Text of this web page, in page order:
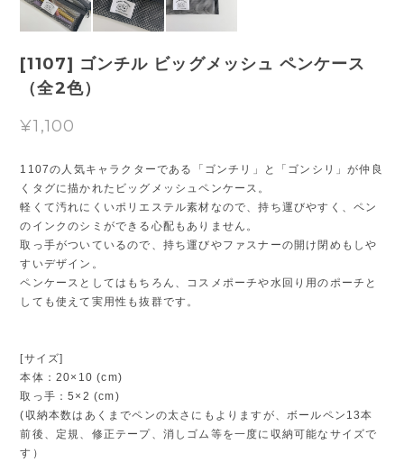
[1107] ゴンチル ビッグメッシュ ペンケース
（全2色）
¥1,100
1107の人気キャラクターである「ゴンチリ」と「ゴンシリ」が仲良
くタグに描かれたビッグメッシュペンケース。
軽くて汚れにくいポリエステル素材なので、持ち運びやすく、ペン
のインクのシミができる心配もありません。
取っ手がついているので、持ち運びやファスナーの開け閉めもしや
すいデザイン。
ペンケースとしてはもちろん、コスメポーチや水回り用のポーチと
しても使えて実用性も抜群です。
[サイズ]
本体：20×10 (cm)
取っ手：5×2 (cm)
(収納本数はあくまでペンの太さにもよりますが、ボールペン13本
前後、定規、修正テープ、消しゴム等を一度に収納可能なサイズで
す）